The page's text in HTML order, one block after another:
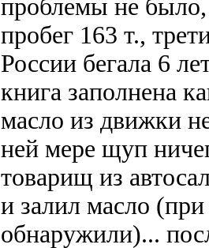
проблемы не было,
пробег 163 т.,
России бегала 6
книга заполнена
масло из движки
ней мере щуп
товарищ из
и залил масло (при
обнаружили)...